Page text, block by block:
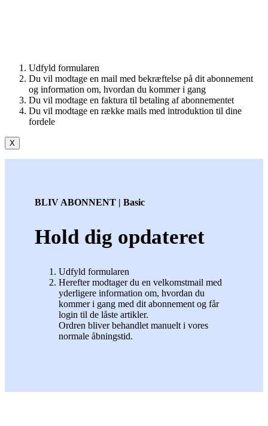
Udfyld formularen
Du vil modtage en mail med bekræftelse på dit abonnement
og information om, hvordan du kommer i gang
Du vil modtage en faktura til betaling af abonnementet
Du vil modtage en række mails med introduktion til dine
fordele
X
BLIV ABONNENT | Basic
Hold dig opdateret
Udfyld formularen
Herefter modtager du en velkomstmail med
yderligere information om, hvordan du
kommer i gang med dit abonnement og får
login til de låste artikler.
Ordren bliver behandlet manuelt i vores
normale åbningstid.